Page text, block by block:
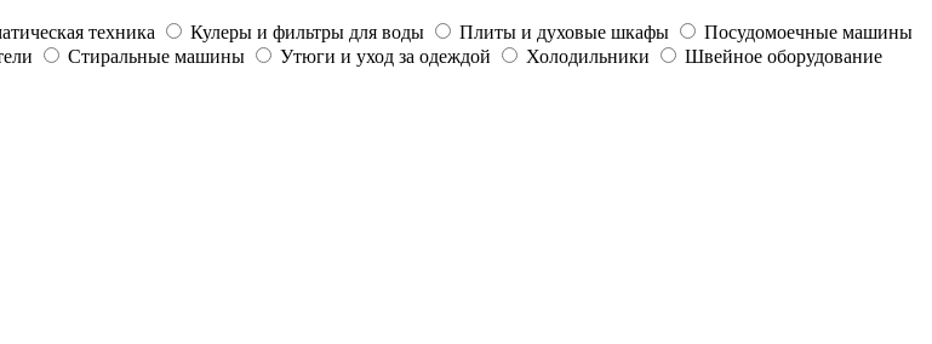
техника Кулеры и фильтры для воды Плиты и духовые шкафы
Посудомоечные машины
Стиральные машины Утюги и уход за одеждой Холодильники
Швейное оборудование